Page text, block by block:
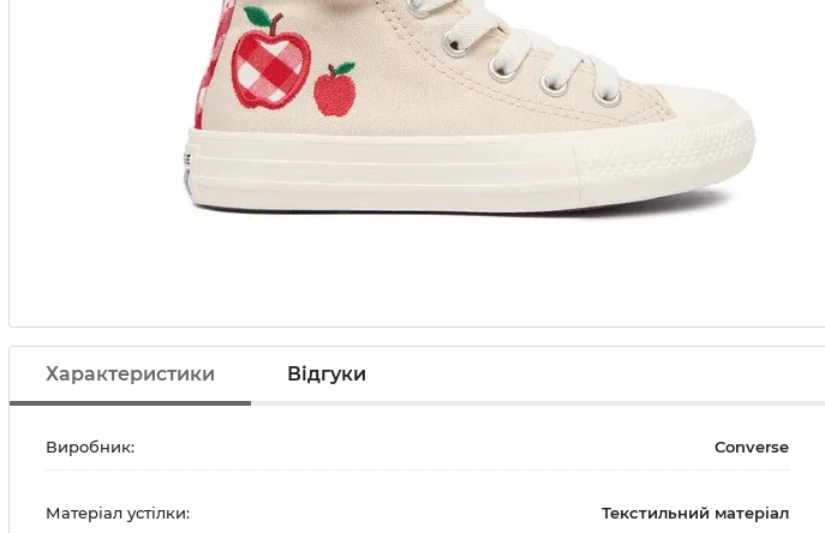
Характеристики Відгуки
Виробник: Converse
Матеріал устілки: Текстильний матеріал